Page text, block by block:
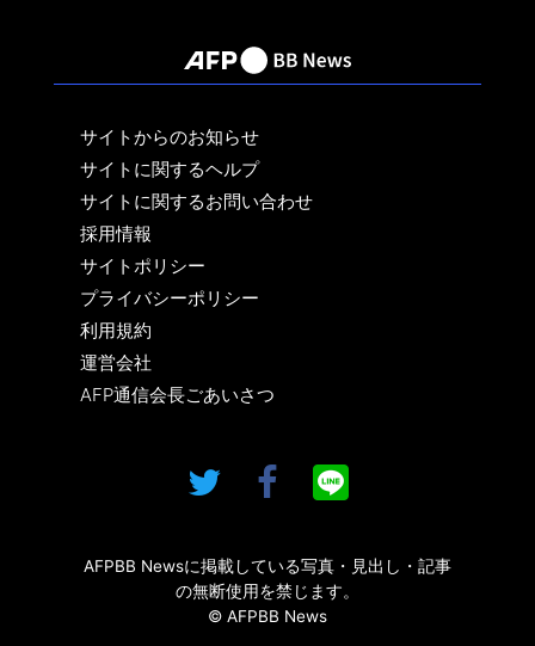
サイトからのお知らせ
サイトに関するヘルプ
サイトに関するお問い合わせ
採用情報
サイトポリシー
プライバシーポリシー
利用規約
運営会社
AFP通信会長ごあいさつ
AFPBB Newsに掲載している写真・見出し・記事
の無断使用を禁じます。
© AFPBB News